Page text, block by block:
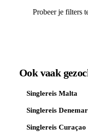
Probeer je filters
Ook vaak
Singlereis Malta
Singlereis
Singlereis Curaçao